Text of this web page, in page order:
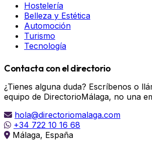
Hostelería
Belleza y Estética
Automoción
Turismo
Tecnología
Contacta con el directorio
¿Tienes alguna duda? Escríbenos o
equipo de DirectorioMálaga, no una
hola@directoriomalaga.com
+34 722 10 16 68
Málaga, España